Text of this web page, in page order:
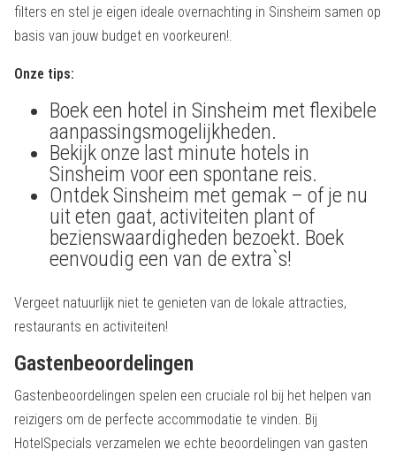
filters en stel je eigen ideale overnachting in Sinsheim samen op
basis van jouw budget en voorkeuren!.
Onze tips:
Boek een hotel in Sinsheim met flexibele
aanpassingsmogelijkheden.
Bekijk onze last minute hotels in
Sinsheim voor een spontane reis.
Ontdek Sinsheim met gemak – of je nu
uit eten gaat, activiteiten plant of
bezienswaardigheden bezoekt. Boek
eenvoudig een van de extra`s!
Vergeet natuurlijk niet te genieten van de lokale attracties,
restaurants en activiteiten!
Gastenbeoordelingen
Gastenbeoordelingen spelen een cruciale rol bij het helpen van
reizigers om de perfecte accommodatie te vinden. Bij
HotelSpecials verzamelen we echte beoordelingen van gasten